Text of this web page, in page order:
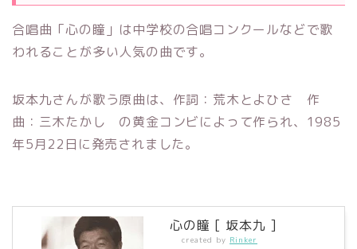
合唱曲「心の瞳」は中学校の合唱コンクールなどで歌
われることが多い人気の曲です。
坂本九さんが歌う原曲は、作詞：荒木とよひさ 作
曲：三木たかし の黄金コンビによって作られ、1985
年5月22日に発売されました。
心の瞳 [ 坂本九 ]
created by Rinker